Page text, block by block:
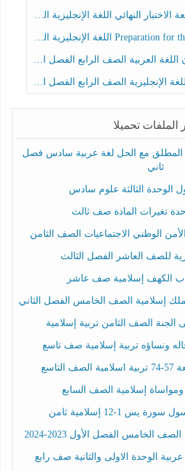
اللغة الإنجليزية الصف الرابع الفصل الثالث
العربية الصف الرابع الفصل الثالث
الإنجليزية الصف الرابع الفصل الثالث
الملفات تحميلا
المطلق مع الحل لغة عربية سادس فصل
ثاني
الوحدة الثالثة علوم سادس
تغيرات المادة صف ثالث
الوطني الاجتماعيات الصف الثامن
للصف العاشر الفصل الثالث
الكهف إسلامية صف عاشر
إسلامية الصف الخامس الفصل الثاني
الصف الثامن تربية إسلامية
ونساؤه تربية إسلامية صف تاسع
إسلامية الصف السابع
1-12 إسلامية ثامن
الخامس الفصل الأول 2023-2024
الوحدة الاولى والثانية صف رابع